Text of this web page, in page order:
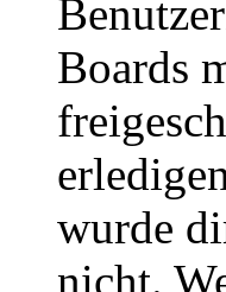
Boards
wurde
nicht.